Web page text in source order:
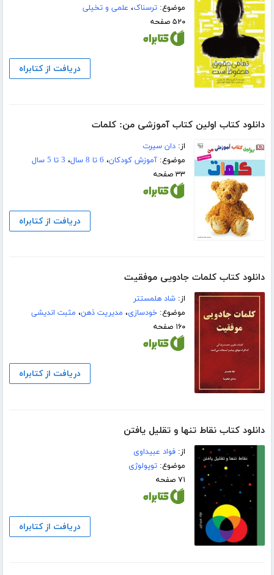
موضوع:ترسناک، علمی و تخیلی
۵۲۰ صفحه
دریافت از کتابراه
دانلود کتاب اولین کتاب آموزشی من: کلمات
از:دان سیرت
موضوع:آموزش کودکان، 6 تا 8 سال ، 3 تا 5 سال
۳۳ صفحه
دریافت از کتابراه
دانلود کتاب کلمات جادویی موفقیت
از:شاد هلمستتر
موضوع:خودسازی، مدیریت ذهن، مثبت اندیشی
۱۶۰ صفحه
دریافت از کتابراه
دانلود کتاب نقاط تنها و تقلیل یافتن
از:فواد عبیداوی
موضوع:توپولوژی
۷۱ صفحه
دریافت از کتابراه